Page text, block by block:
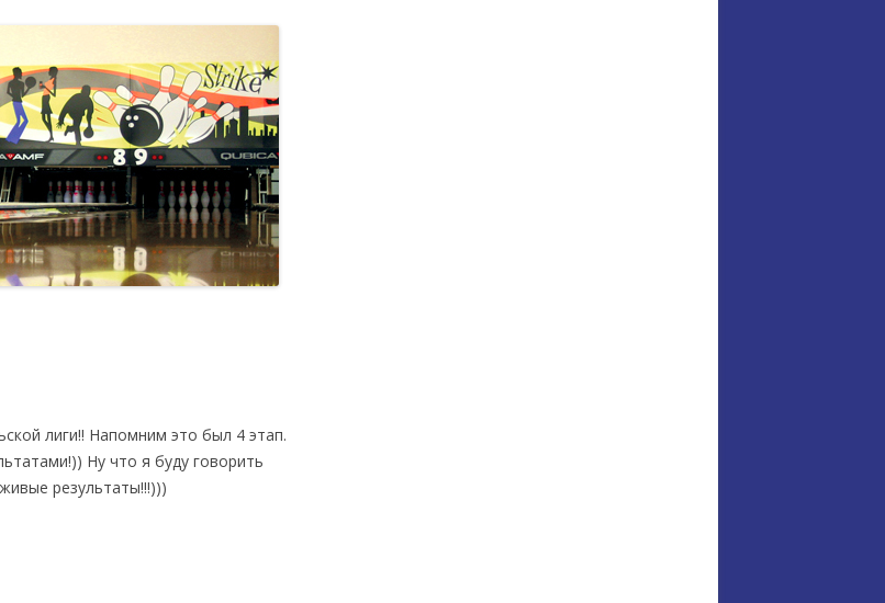
лиги!! Напомним это был 4 этап.
Ну что я буду говорить
результаты!!!)))